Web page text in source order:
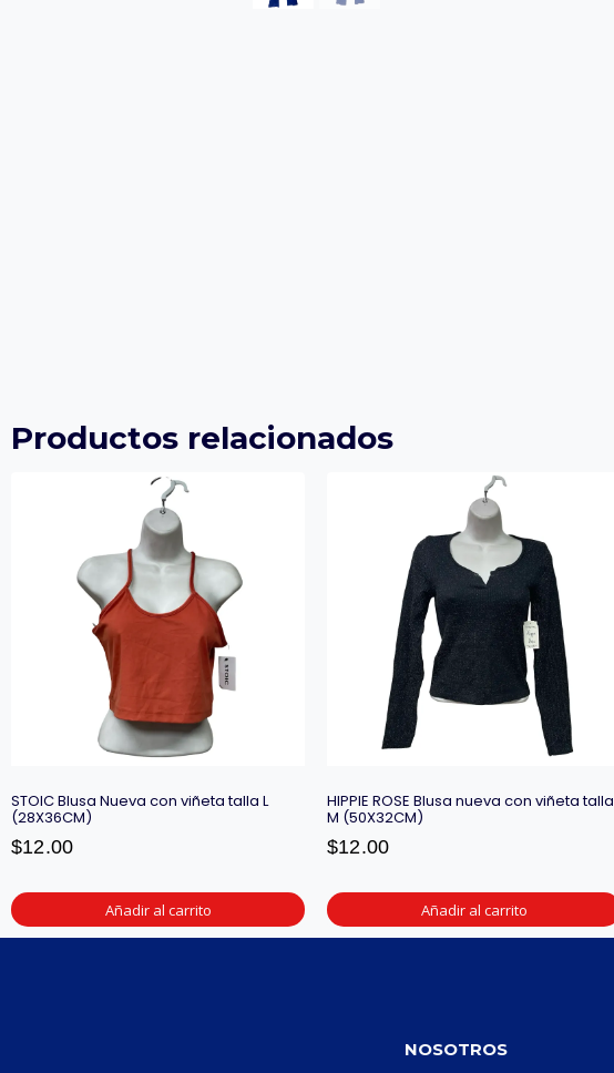
Productos relacionados
STOIC Blusa Nueva con viñeta talla L
(28X36CM)
$12.00
Añadir al carrito
HIPPIE ROSE Blusa nueva con viñeta talla
M (50X32CM)
$12.00
Añadir al carrito
NOSOTROS